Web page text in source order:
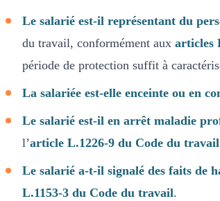
Le salarié est-il représentant du
du travail, conformément aux articles
période de protection suffit à
La salariée est-elle enceinte ou en
Le salarié est-il en arrêt maladie
l’article L.1226-9 du Code du travail
Le salarié a-t-il signalé des faits de
L.1153-3 du Code du travail.